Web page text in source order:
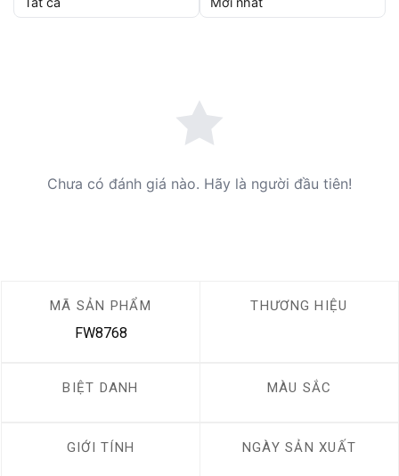
Chưa có đánh giá nào. Hãy là người đầu tiên!
MÃ SẢN PHẨM
FW8768
THƯƠNG HIỆU
BIỆT DANH MÀU SẮC
GIỚI TÍNH NGÀY SẢN XUẤT